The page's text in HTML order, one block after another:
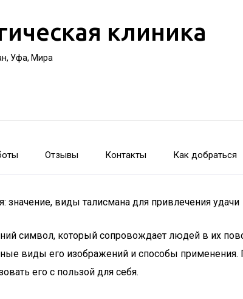
клиника
Уфа, Мира
Отзывы Контакты Как добраться
значение, виды талисмана для привлечения удачи
символ, который сопровождает людей в их
виды его изображений и способы
его с пользой для себя.